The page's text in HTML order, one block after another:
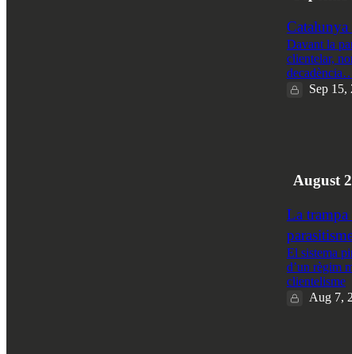
Davant la
clientelar,
Sep 15,
August
La trampa
El sistema
d’un règim
clientelisme
Aug 7,